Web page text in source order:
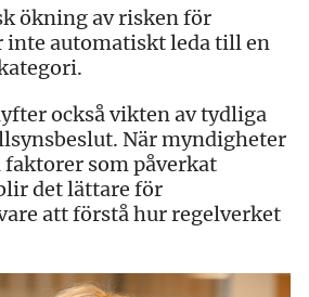
ökning av risken för
automatiskt leda till en
också vikten av tydliga
När myndigheter
som påverkat
det lättare för
att förstå hur regelverket